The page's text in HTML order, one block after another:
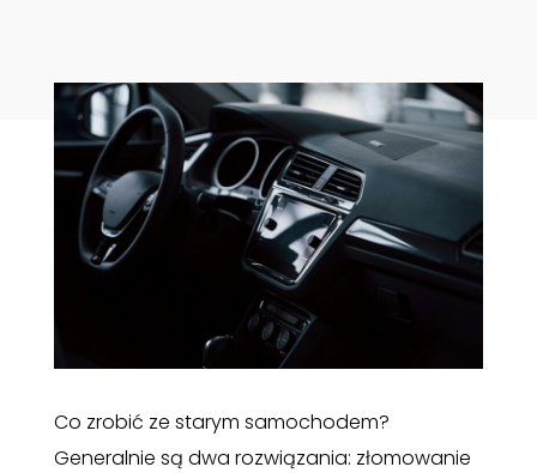
Co zrobić ze starym samochodem?
Generalnie są dwa rozwiązania: złomowanie